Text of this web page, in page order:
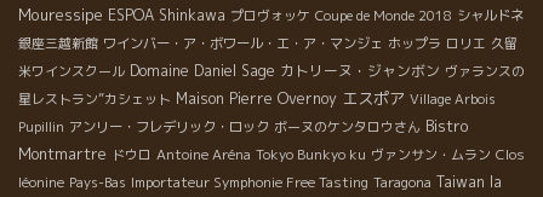
Mouressipe ESPOA Shinkawa プロヴォッケ Coupe de Monde 2018 シャルドネ
銀座三越新館 ワインバー・ア・ボワール・エ・ア・マンジェ ホップラ ロリエ 久留
米ワインスクール Domaine Daniel Sage カトリーヌ・ジャンボン ヴァランスの
星レストラン”カシェット Maison Pierre Overnoy エスポア Village Arbois
Pupillin アンリー・フレデリック・ロック ボーヌのケンタロウさん Bistro
Montmartre ドウロ Antoine Aréna Tokyo Bunkyo ku ヴァンサン・ムラン Clos
léonine Pays-Bas Importateur Symphonie Free Tasting Taragona Taiwan la